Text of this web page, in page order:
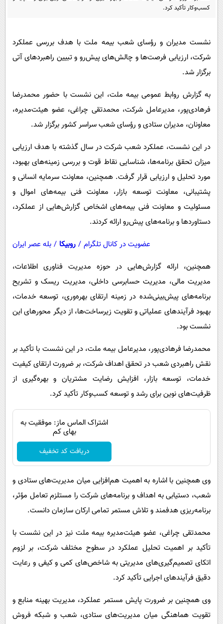
گوناگون
حوادث
سلامت
اجتماعی
سیاست خارجی
پیامک
آشپزی
دانلود
کسب‌وکار تأکید کرد.
نشست مدیران و رؤسای شعب بیمه ملت با هدف بررسی عملکرد
شرکت، ارزیابی فرصت‌ها و چالش‌های پیش‌رو و تبیین راهبردهای آتی
برگزار شد.
به گزارش روابط عمومی بیمه ملت، این نشست با حضور محمدرضا
فرهادی‌پور، مدیرعامل شرکت، محمدتقی چراغی، عضو هیئت‌مدیره،
معاونان، مدیران ستادی و رؤسای شعب سراسر کشور برگزار شد.
در این نشست، عملکرد شعب شرکت در سال گذشته با هدف ارزیابی
میزان تحقق برنامه‌ها، شناسایی نقاط قوت و بررسی زمینه‌های بهبود،
مورد تحلیل و ارزیابی قرار گرفت. همچنین، معاونت سرمایه انسانی و
پشتیبانی، معاونت توسعه بازار، معاونت فنی بیمه‌های اموال و
مسئولیت و معاونت فنی بیمه‌های اشخاص گزارش‌هایی از عملکرد،
دستاوردها و برنامه‌های پیش‌رو ارائه کردند.
عضویت در کانال تلگرام / روبیکا / بله عصر ایران
همچنین، ارائه گزارش‌هایی در حوزه مدیریت فناوری اطلاعات،
مدیریت مالی، مدیریت حسابرسی داخلی، مدیریت ریسک و تشریح
برنامه‌های پیش‌بینی‌شده در زمینه ارتقای بهره‌وری، توسعه خدمات،
بهبود فرآیندهای عملیاتی و تقویت زیرساخت‌ها، از دیگر محورهای این
نشست بود.
محمدرضا فرهادی‌پور، مدیرعامل بیمه ملت، در این نشست با تأکید بر
نقش راهبردی شعب در تحقق اهداف شرکت، بر ضرورت ارتقای کیفیت
خدمات، توسعه بازار، افزایش رضایت مشتریان و بهره‌گیری از
ظرفیت‌های نوین برای رشد و توسعه کسب‌وکار تأکید کرد.
اشتراک الماس ماز: موفقیت به
بهای کم
دریافت کد تخفیف
وی همچنین با اشاره به اهمیت هم‌افزایی میان مدیریت‌های ستادی و
شعب، دستیابی به اهداف و برنامه‌های شرکت را مستلزم تعامل مؤثر،
برنامه‌ریزی هدفمند و تلاش مستمر تمامی ارکان سازمان دانست.
محمدتقی چراغی، عضو هیئت‌مدیره بیمه ملت نیز در این نشست با
تأکید بر اهمیت تحلیل عملکرد در سطوح مختلف شرکت، بر لزوم
اتکای تصمیم‌گیری‌های مدیریتی به شاخص‌های کمی و کیفی و رعایت
دقیق فرآیندهای اجرایی تأکید کرد.
وی همچنین بر ضرورت پایش مستمر عملکرد، مدیریت بهینه منابع و
تقویت هماهنگی میان مدیریت‌های ستادی، شعب و شبکه فروش